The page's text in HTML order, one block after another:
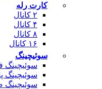
کارت رله
۲ کانال
۴ کانال
۸ کانال
۱۶ کانال
سوئیچینگ
سوئیچینگ
سوئیچینگ
سوئیچینگ